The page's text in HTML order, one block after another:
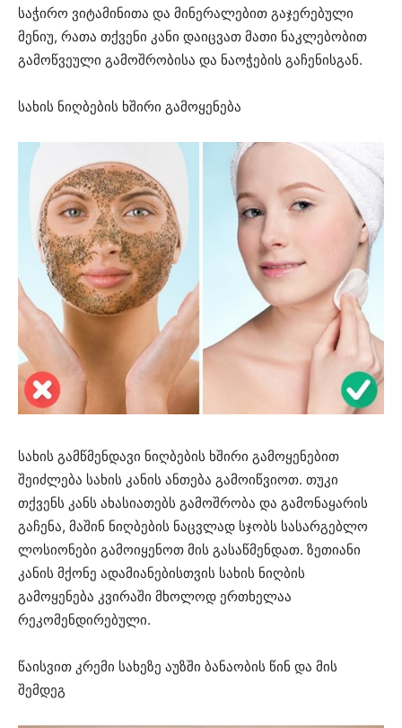
საჭირო ვიტამინითა და მინერალებით გაჯერებული
მენიუ, რათა თქვენი კანი დაიცვათ მათი ნაკლებობით
გამოწვეული გამოშრობისა და ნაოჭების გაჩენისგან.
სახის ნიღბების ხშირი გამოყენება
სახის გამწმენდავი ნიღბების ხშირი გამოყენებით
შეიძლება სახის კანის ანთება გამოიწვიოთ. თუკი
თქვენს კანს ახასიათებს გამოშრობა და გამონაყარის
გაჩენა, მაშინ ნიღბების ნაცვლად სჯობს სასარგებლო
ლოსიონები გამოიყენოთ მის გასაწმენდათ. ზეთიანი
კანის მქონე ადამიანებისთვის სახის ნიღბის
გამოყენება კვირაში მხოლოდ ერთხელაა
რეკომენდირებული.
წაისვით კრემი სახეზე აუზში ბანაობის წინ და მის
შემდეგ